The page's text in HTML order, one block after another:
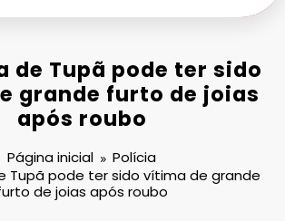
de Tupã pode ter sido
grande furto de joias
após roubo
Página inicial
Polícia
Tupã pode ter sido vítima de grande
de joias após roubo